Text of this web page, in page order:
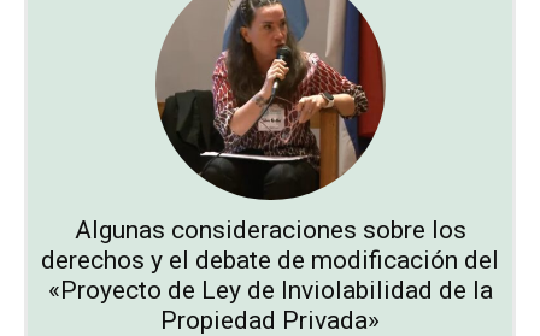
Algunas consideraciones sobre los
derechos y el debate de modificación del
«Proyecto de Ley de Inviolabilidad de la
Propiedad Privada»